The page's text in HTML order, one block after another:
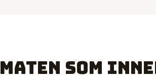
Maten som